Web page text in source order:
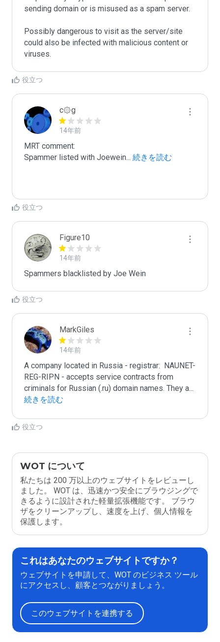
sending domain or is misused as a spam server.
Possibly dangerous to visit as the server/site
could also be infected with malicious content or
viruses.
役立つ
c۞g
14年前
MRT comment:
Spammer listed with Joewein ... 続きを読む
役立つ
Figure10
14年前
Spammers blacklisted by Joe Wein
役立つ
MarkGiles
14年前
A company located in Russia - registrar:  NAUNET-
REG-RIPN - accepts service contracts from
criminals for Russian (.ru) domain names. They a...
続きを読む
役立つ
WOT について
私たちは 200 万以上のウェブサイトをレビューし
ました。 WOT は、迅速かつ安全にブラウジングで
きるように設計された軽量拡張機能です。 ブラウ
ザをクリーンアップし、速度を上げ、個人情報を
保護します。
これはあなたのウェブサイトですか？
ウェブサイトを申請して、WOT のビジネス ツール
にアクセスし、顧客とつながりましょう。
このウェブサイトを連携する